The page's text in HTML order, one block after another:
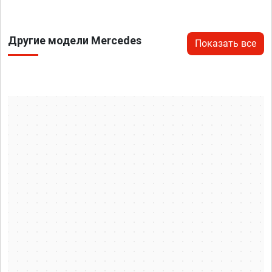
Другие модели Mercedes Показать все